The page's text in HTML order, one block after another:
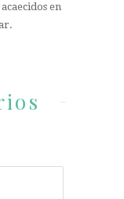
en